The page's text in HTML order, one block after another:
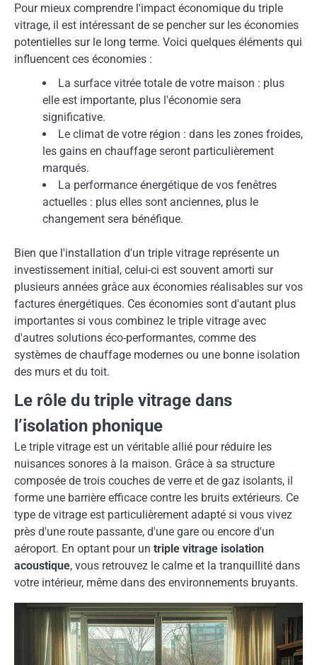
Pour mieux comprendre l'impact économique du triple
vitrage, il est intéressant de se pencher sur les économies
potentielles sur le long terme. Voici quelques éléments qui
influencent ces économies :
La surface vitrée totale de votre maison : plus
elle est importante, plus l'économie sera
significative.
Le climat de votre région : dans les zones froides,
les gains en chauffage seront particulièrement
marqués.
La performance énergétique de vos fenêtres
actuelles : plus elles sont anciennes, plus le
changement sera bénéfique.
Bien que l'installation d'un triple vitrage représente un
investissement initial, celui-ci est souvent amorti sur
plusieurs années grâce aux économies réalisables sur vos
factures énergétiques. Ces économies sont d'autant plus
importantes si vous combinez le triple vitrage avec
d'autres solutions éco-performantes, comme des
systèmes de chauffage modernes ou une bonne isolation
des murs et du toit.
Le rôle du triple vitrage dans
l’isolation phonique
Le triple vitrage est un véritable allié pour réduire les
nuisances sonores à la maison. Grâce à sa structure
composée de trois couches de verre et de gaz isolants, il
forme une barrière efficace contre les bruits extérieurs. Ce
type de vitrage est particulièrement adapté si vous vivez
près d'une route passante, d'une gare ou encore d'un
aéroport. En optant pour un triple vitrage isolation
acoustique, vous retrouvez le calme et la tranquillité dans
votre intérieur, même dans des environnements bruyants.